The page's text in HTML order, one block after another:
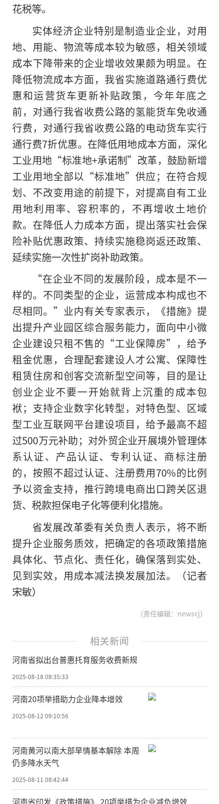
花税等。
实体经济企业特别是制造业企业，对用
地、用能、物流等成本较为敏感，相关领域
成本下降带来的企业增收效果颇为明显。在
降低物流成本方面，我省实施道路通行费优
惠和运营货车更新补贴政策，今年年底之
前，对通行我省收费公路的氢能货车免收通
行费，对通行我省收费公路的电动货车实行
通行费7折优惠。在降低用地成本方面，深化
工业用地“标准地+承诺制”改革，鼓励新增
工业用地全部以“标准地”供应；在符合规
划、不改变用途的前提下，对提高自有工业
用地利用率、容积率的，不再增收土地价
款。在降低人力成本方面，提出落实社会保
险补贴优惠政策、持续实施稳岗返还政策、
延续实施一次性扩岗补助政策。
“在企业不同的发展阶段，成本是不一
样的。不同类型的企业，运营成本构成也不
尽相同。”业内有关专家表示，《措施》提
出提升产业园区综合服务能力，面向中小微
企业建设只租不售的“工业保障房”，给予
租金优惠，合理配套建设人才公寓、保障性
租赁住房和创客交流新型空间等，目的是让
创业企业不要一开始就背上沉重的成本包
袱；支持企业数字化转型，对特色型、区域
型工业互联网平台建设项目，给予最高不超
过500万元补助；对外贸企业开展境外管理体
系认证、产品认证、专利认证、商标注册
的，按照不超过认证、注册费用70%的比例
予以资金支持，推行跨境电商出口跨关区退
货、税款担保电子化等便利化措施。
省发展改革委有关负责人表示，将不断
提升企业服务质效，把确定的各项政策措施
具体化、节点化、责任化，确保落到实处、
见到实效，用成本减法换发展加法。（记者
宋敏）
（责任编辑：newscj）
相关新闻
河南省拟出台普惠托育服务收费新规
2025-08-18 08:35:33
河南20项举措助力企业降本增效
2025-08-12 09:10:56
河南黄河以南大部旱情基本解除 本周
仍多降水天气
2025-08-11 08:42:44
河南省印发《政策措施》 20项举措为企业减负增效